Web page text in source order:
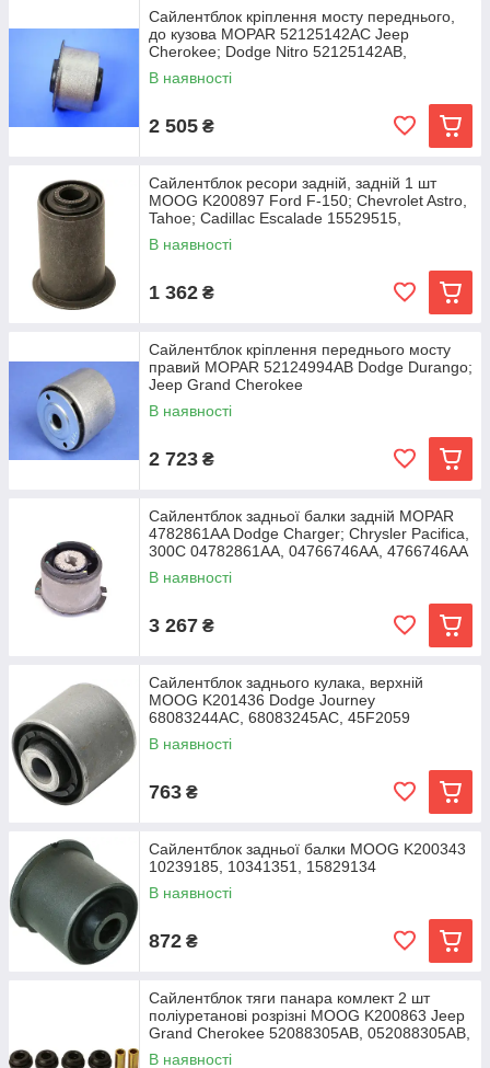
Сайлентблок кріплення мосту переднього,
до кузова MOPAR 52125142AC Jeep
Cherokee; Dodge Nitro 52125142AB,
52125443AA, 052125142AB
В наявності
2 505 ₴
Сайлентблок ресори задній, задній 1 шт
MOOG K200897 Ford F-150; Chevrolet Astro,
Tahoe; Cadillac Escalade 15529515,
88913006,
В наявності
1 362 ₴
Сайлентблок кріплення переднього мосту
правий MOPAR 52124994AB Dodge Durango;
Jeep Grand Cherokee
В наявності
2 723 ₴
Сайлентблок задньої балки задній MOPAR
4782861AA Dodge Charger; Chrysler Pacifica,
300C 04782861AA, 04766746AA, 4766746AA
В наявності
3 267 ₴
Сайлентблок заднього кулака, верхній
MOOG K201436 Dodge Journey
68083244AC, 68083245AC, 45F2059
В наявності
763 ₴
Сайлентблок задньої балки MOOG K200343
10239185, 10341351, 15829134
В наявності
872 ₴
Сайлентблок тяги панара комлект 2 шт
поліуретанові розрізні MOOG K200863 Jeep
Grand Cherokee 52088305AB, 052088305AB,
52088305
В наявності